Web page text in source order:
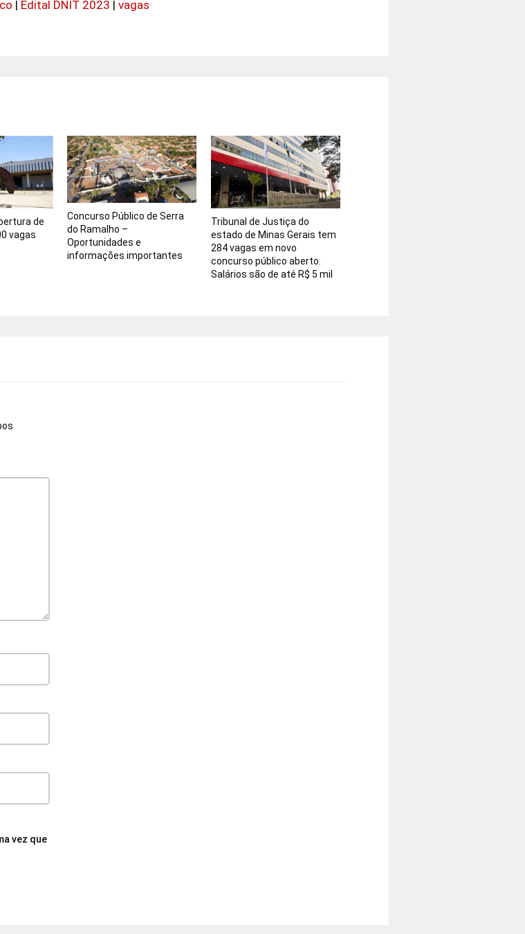
| Edital DNIT 2023 | vagas
de
vagas
Concurso Público de Serra
do Ramalho –
Oportunidades e
informações importantes
Tribunal de Justiça do
estado de Minas Gerais tem
284 vagas em novo
concurso público aberto.
Salários são de até R$ 5 mil
vez que